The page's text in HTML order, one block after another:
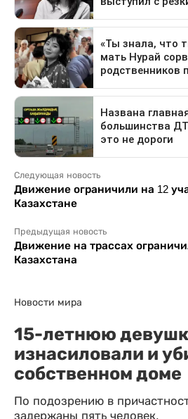
Следующая новость
Движение ограничили на 12
Казахстане
Предыдущая новость
Движение на трассах
Казахстана
Новости мира
15-летнюю
изнасиловали и
собственном доме
По подозрению в
задержаны пять человек.